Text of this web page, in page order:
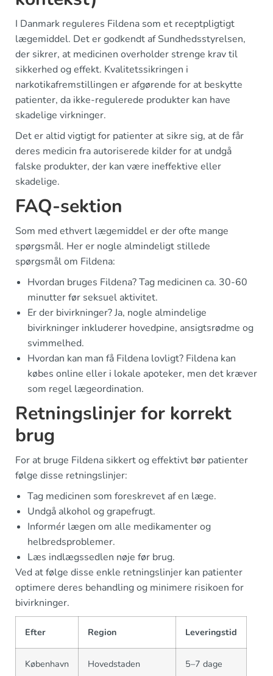
I Danmark reguleres Fildena som et receptpligtigt
lægemiddel. Det er godkendt af Sundhedsstyrelsen,
der sikrer, at medicinen overholder strenge krav til
sikkerhed og effekt. Kvalitetssikringen i
narkotikafremstillingen er afgørende for at beskytte
patienter, da ikke-regulerede produkter kan have
skadelige virkninger.
Det er altid vigtigt for patienter at sikre sig, at de får
deres medicin fra autoriserede kilder for at undgå
falske produkter, der kan være ineffektive eller
skadelige.
FAQ-sektion
Som med ethvert lægemiddel er der ofte mange
spørgsmål. Her er nogle almindeligt stillede
spørgsmål om Fildena:
Hvordan bruges Fildena? Tag medicinen ca. 30-60
minutter før seksuel aktivitet.
Er der bivirkninger? Ja, nogle almindelige
bivirkninger inkluderer hovedpine, ansigtsrødme og
svimmelhed.
Hvordan kan man få Fildena lovligt? Fildena kan
købes online eller i lokale apoteker, men det kræver
som regel lægeordination.
Retningslinjer for korrekt
brug
For at bruge Fildena sikkert og effektivt bør patienter
følge disse retningslinjer:
Tag medicinen som foreskrevet af en læge.
Undgå alkohol og grapefrugt.
Informér lægen om alle medikamenter og
helbredsproblemer.
Læs indlægssedlen nøje før brug.
Ved at følge disse enkle retningslinjer kan patienter
optimere deres behandling og minimere risikoen for
bivirkninger.
Efter Region Leveringstid
København Hovedstaden 5–7 dage